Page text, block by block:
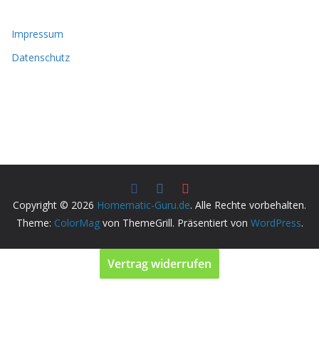
Impressum
Datenschutz
Copyright © 2026 Homematic-Guru.de. Alle Rechte vorbehalten.
Theme: ColorMagvon ThemeGrill. Präsentiert von WordPress.
Vertrag widerrufen